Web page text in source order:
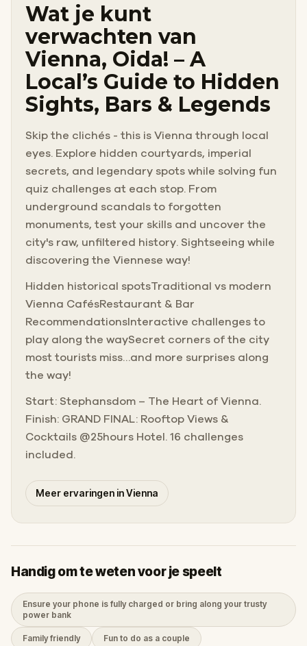
Wat je kunt
verwachten van
Vienna, Oida! – A
Local’s Guide to Hidden
Sights, Bars & Legends
Skip the clichés - this is Vienna through local
eyes. Explore hidden courtyards, imperial
secrets, and legendary spots while solving fun
quiz challenges at each stop. From
underground scandals to forgotten
monuments, test your skills and uncover the
city's raw, unfiltered history. Sightseeing while
discovering the Viennese way!
Hidden historical spotsTraditional vs modern
Vienna CafésRestaurant & Bar
RecommendationsInteractive challenges to
play along the waySecret corners of the city
most tourists miss…and more surprises along
the way!
Start: Stephansdom – The Heart of Vienna.
Finish: GRAND FINAL: Rooftop Views &
Cocktails @25hours Hotel. 16 challenges
included.
Meer ervaringen in Vienna
Handig om te weten voor je speelt
Ensure your phone is fully charged or bring along your trusty
power bank
Family friendly Fun to do as a couple